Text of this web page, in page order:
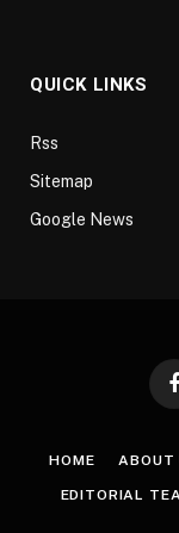
QUICK LINKS
Rss
Sitemap
Google News
HOME ABOUT
EDITORIAL